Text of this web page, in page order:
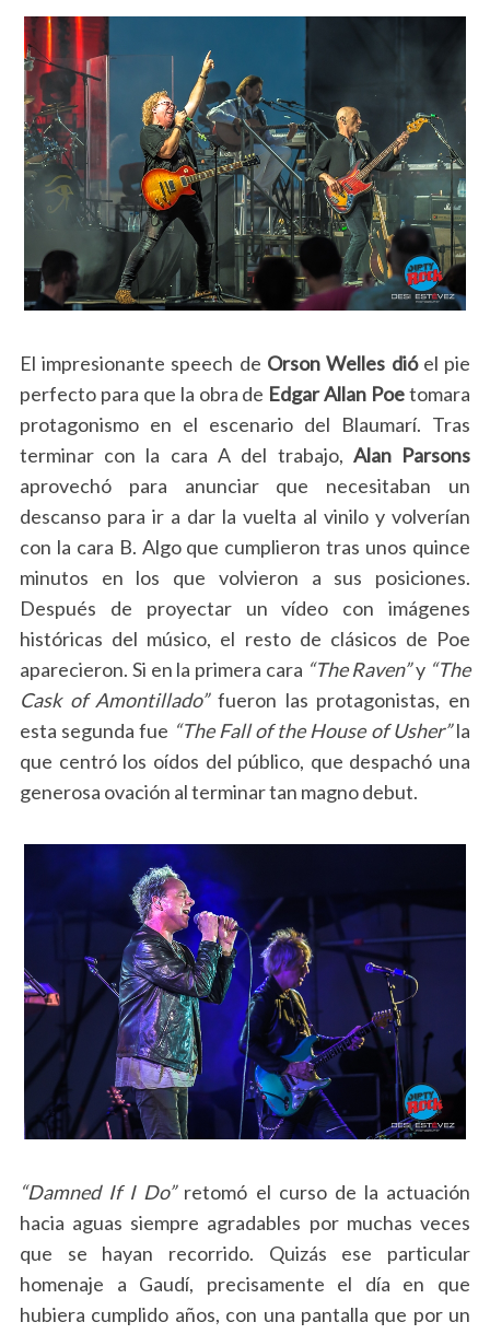
El impresionante speech de Orson Welles dió el pie
perfecto para que la obra de Edgar Allan Poetomara
protagonismo en el escenario del Blaumarí. Tras
terminar con la cara A del trabajo, Alan Parsons
aprovechó para anunciar que necesitaban un
descanso para ir a dar la vuelta al vinilo y volverían
con la cara B. Algo que cumplieron tras unos quince
minutos en los que volvieron a sus posiciones.
Después de proyectar un vídeo con imágenes
históricas del músico, el resto de clásicos de Poe
aparecieron. Si en la primera cara “The Raven”y “The
Cask of Amontillado”fueron las protagonistas, en
esta segunda fue “The Fall of the House of Usher”la
que centró los oídos del público, que despachó una
generosa ovación al terminar tan magno debut.
“Damned If I Do”retomó el curso de la actuación
hacia aguas siempre agradables por muchas veces
que se hayan recorrido. Quizás ese particular
homenaje a Gaudí, precisamente el día en que
hubiera cumplido años, con una pantalla que por un